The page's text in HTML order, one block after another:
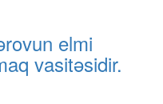
elmi
vasitəsidir.